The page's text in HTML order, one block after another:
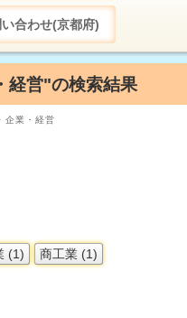
合わせ(京都府)
経営"の検索結果
企業・経営
(1)
商工業 (1)